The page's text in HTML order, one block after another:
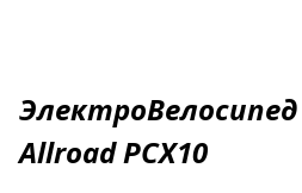
ЭлектроВелосипед
Allroad PCX10